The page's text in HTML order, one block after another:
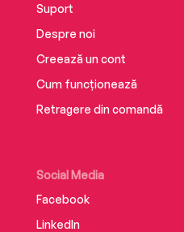
Suport
Despre noi
Creează un cont
Cum funcționează
Retragere din comandă
Social Media
Facebook
LinkedIn